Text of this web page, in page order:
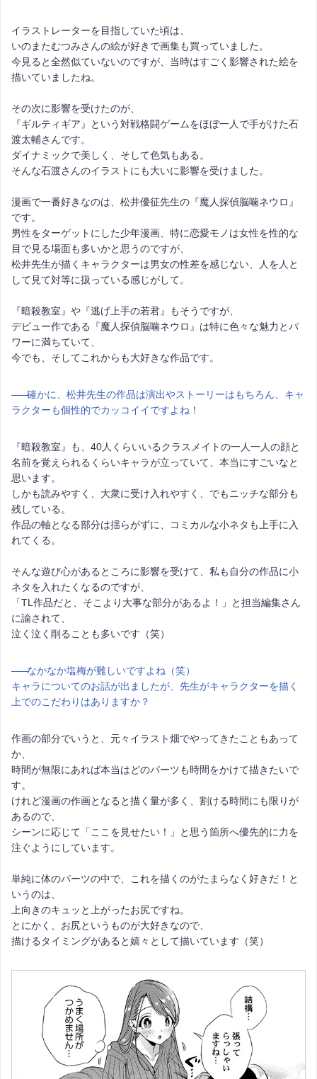
イラストレーターを目指していた頃は、
いのまたむつみさんの絵が好きで画集も買っていました。
今見ると全然似ていないのですが、当時はすごく影響された絵を
描いていましたね。
その次に影響を受けたのが、
『ギルティギア』という対戦格闘ゲームをほぼ一人で手がけた石
渡太輔さんです。
ダイナミックで美しく、そして色気もある。
そんな石渡さんのイラストにも大いに影響を受けました。
漫画で一番好きなのは、松井優征先生の『魔人探偵脳噛ネウロ』
です。
男性をターゲットにした少年漫画、特に恋愛モノは女性を性的な
目で見る場面も多いかと思うのですが、
松井先生が描くキャラクターは男女の性差を感じない、人を人と
して見て対等に扱っている感じがして。
『暗殺教室』や『逃げ上手の若君』もそうですが、
デビュー作である『魔人探偵脳噛ネウロ』は特に色々な魅力とパ
ワーに満ちていて、
今でも、そしてこれからも大好きな作品です。
――確かに、松井先生の作品は演出やストーリーはもちろん、キャ
ラクターも個性的でカッコイイですよね！
『暗殺教室』も、40人くらいいるクラスメイトの一人一人の顔と
名前を覚えられるくらいキャラが立っていて、本当にすごいなと
思います。
しかも読みやすく、大衆に受け入れやすく、でもニッチな部分も
残している。
作品の軸となる部分は揺らがずに、コミカルな小ネタも上手に入
れてくる。
そんな遊び心があるところに影響を受けて、私も自分の作品に小
ネタを入れたくなるのですが、
「TL作品だと、そこより大事な部分があるよ！」と担当編集さん
に諭されて、
泣く泣く削ることも多いです（笑）
――なかなか塩梅が難しいですよね（笑）
キャラについてのお話が出ましたが、先生がキャラクターを描く
上でのこだわりはありますか？
作画の部分でいうと、元々イラスト畑でやってきたこともあって
か、
時間が無限にあれば本当はどのパーツも時間をかけて描きたいで
す。
けれど漫画の作画となると描く量が多く、割ける時間にも限りが
あるので、
シーンに応じて「ここを見せたい！」と思う箇所へ優先的に力を
注ぐようにしています。
単純に体のパーツの中で、これを描くのがたまらなく好きだ！と
いうのは、
上向きのキュッと上がったお尻ですね。
とにかく、お尻というものが大好きなので、
描けるタイミングがあると嬉々として描いています（笑）